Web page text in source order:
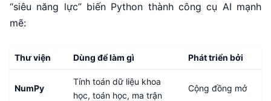
“siêu năng lực” biến Python thành công cụ AI mạnh
mẽ:
Thư viện Dùng để làm gì Phát triển bởi
NumPy
Tính toán dữ liệu khoa
học, toán học, ma trận
Cộng đồng mở